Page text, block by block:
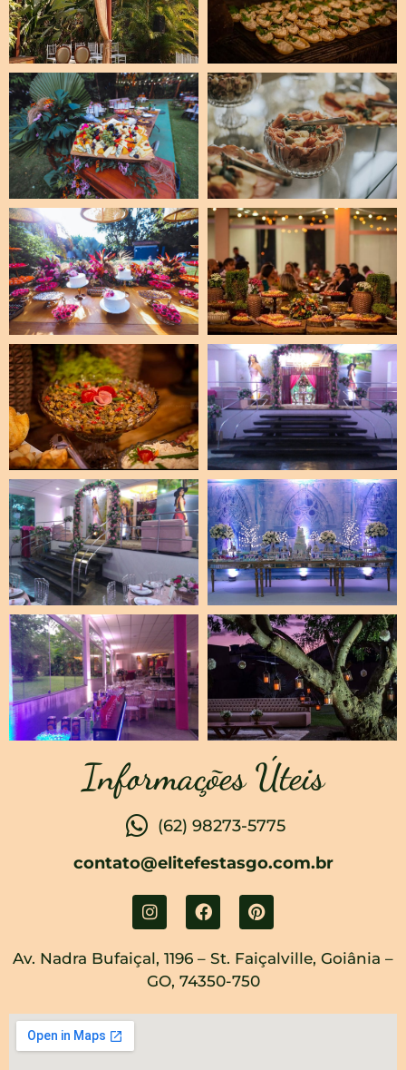
Informações Úteis
(62) 98273-5775
contato@elitefestasgo.com.br
Av. Nadra Bufaiçal, 1196 – St. Faiçalville, Goiânia –
GO, 74350-750